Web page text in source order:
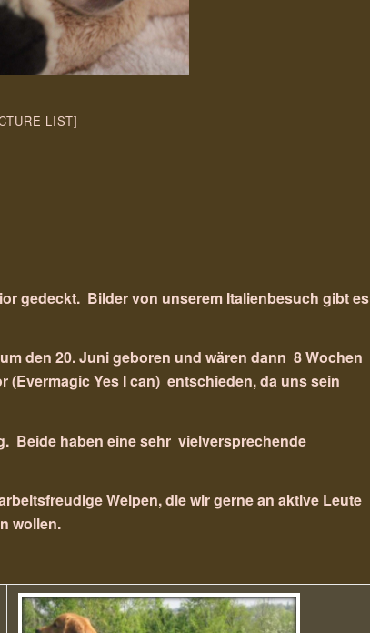
LIST]
gedeckt. Bilder von unserem Italienbesuch gibt es
den 20. Juni geboren und wären dann 8 Wochen
Yes I can) entschieden, da uns sein
Beide haben eine sehr vielversprechende
Welpen, die wir gerne an aktive Leute
wollen.